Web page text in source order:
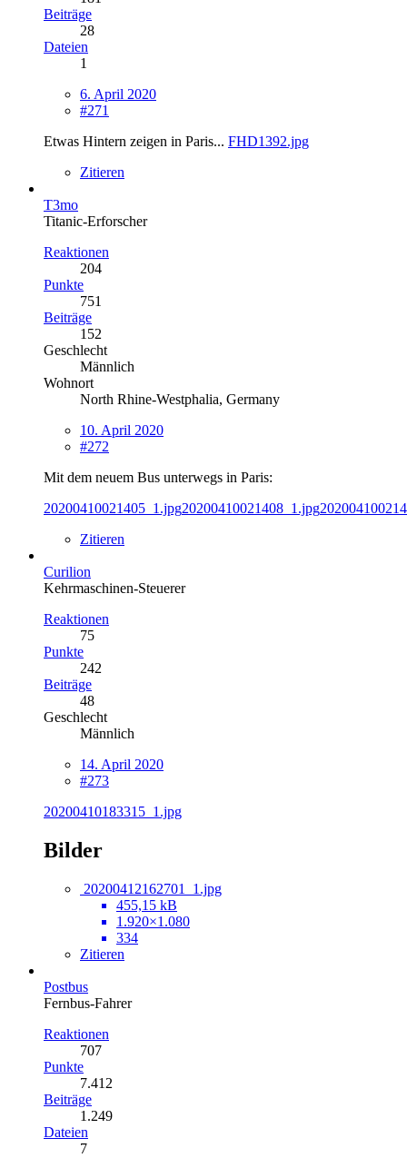
Beiträge
28
Dateien
1
6. April 2020
#271
Etwas Hintern zeigen in Paris... FHD1392.jpg
Zitieren
T3mo
Titanic-Erforscher
Reaktionen
204
Punkte
751
Beiträge
152
Geschlecht
Männlich
Wohnort
North Rhine-Westphalia, Germany
10. April 2020
#272
Mit dem neuem Bus unterwegs in Paris:
20200410021405_1.jpg20200410021408_1.jpg
Zitieren
Curilion
Kehrmaschinen-Steuerer
Reaktionen
75
Punkte
242
Beiträge
48
Geschlecht
Männlich
14. April 2020
#273
20200410183315_1.jpg
Bilder
20200412162701_1.jpg
455,15 kB
1.920×1.080
334
Zitieren
Postbus
Fernbus-Fahrer
Reaktionen
707
Punkte
7.412
Beiträge
1.249
Dateien
7